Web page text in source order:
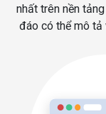
nhất trên nền
đáo có thể mô tả